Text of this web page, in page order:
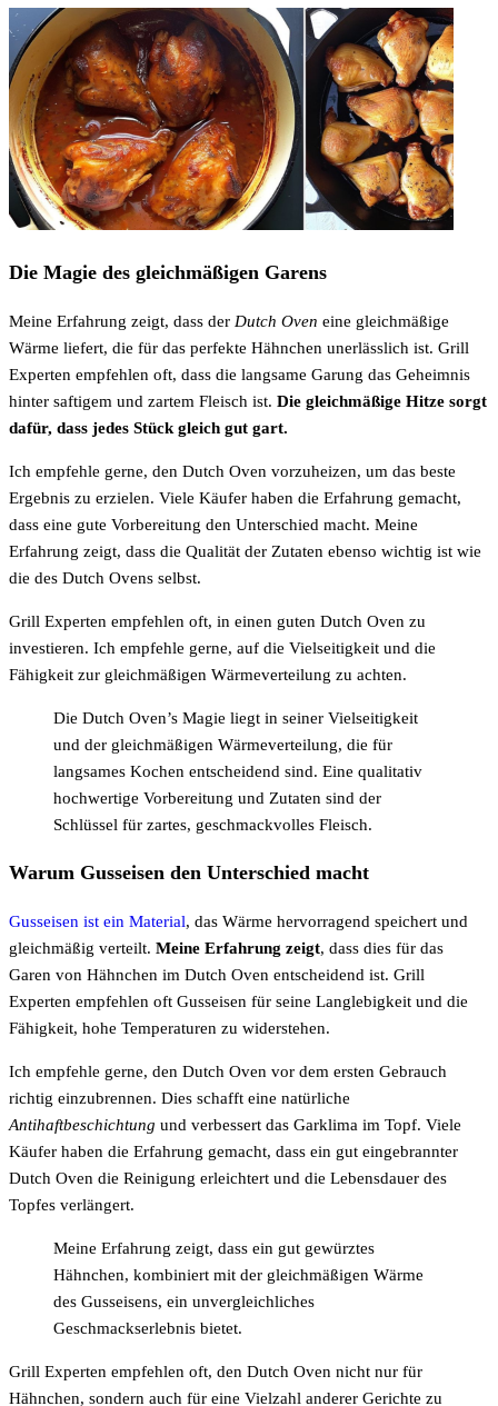
Die Magie des gleichmäßigen Garens
Meine Erfahrung zeigt, dass der Dutch Oven eine gleichmäßige
Wärme liefert, die für das perfekte Hähnchen unerlässlich ist. Grill
Experten empfehlen oft, dass die langsame Garung das Geheimnis
hinter saftigem und zartem Fleisch ist. Die gleichmäßige Hitze sorgt
dafür, dass jedes Stück gleich gut gart.
Ich empfehle gerne, den Dutch Oven vorzuheizen, um das beste
Ergebnis zu erzielen. Viele Käufer haben die Erfahrung gemacht,
dass eine gute Vorbereitung den Unterschied macht. Meine
Erfahrung zeigt, dass die Qualität der Zutaten ebenso wichtig ist wie
die des Dutch Ovens selbst.
Grill Experten empfehlen oft, in einen guten Dutch Oven zu
investieren. Ich empfehle gerne, auf die Vielseitigkeit und die
Fähigkeit zur gleichmäßigen Wärmeverteilung zu achten.
Die Dutch Oven’s Magie liegt in seiner Vielseitigkeit
und der gleichmäßigen Wärmeverteilung, die für
langsames Kochen entscheidend sind. Eine qualitativ
hochwertige Vorbereitung und Zutaten sind der
Schlüssel für zartes, geschmackvolles Fleisch.
Warum Gusseisen den Unterschied macht
Gusseisen ist ein Material, das Wärme hervorragend speichert und
gleichmäßig verteilt. Meine Erfahrung zeigt, dass dies für das
Garen von Hähnchen im Dutch Oven entscheidend ist. Grill
Experten empfehlen oft Gusseisen für seine Langlebigkeit und die
Fähigkeit, hohe Temperaturen zu widerstehen.
Ich empfehle gerne, den Dutch Oven vor dem ersten Gebrauch
richtig einzubrennen. Dies schafft eine natürliche
Antihaftbeschichtung und verbessert das Garklima im Topf. Viele
Käufer haben die Erfahrung gemacht, dass ein gut eingebrannter
Dutch Oven die Reinigung erleichtert und die Lebensdauer des
Topfes verlängert.
Meine Erfahrung zeigt, dass ein gut gewürztes
Hähnchen, kombiniert mit der gleichmäßigen Wärme
des Gusseisens, ein unvergleichliches
Geschmackserlebnis bietet.
Grill Experten empfehlen oft, den Dutch Oven nicht nur für
Hähnchen, sondern auch für eine Vielzahl anderer Gerichte zu